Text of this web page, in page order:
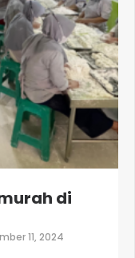
di
11, 2024